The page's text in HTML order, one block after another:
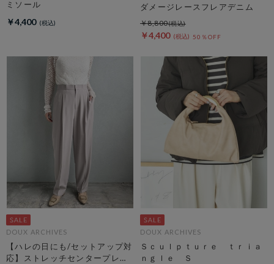
ミソール
￥4,400
ダメージレースフレアデニム
￥4,400 50％OFF
￥8,800
DOUX ARCHIVES
【ハレの日にも/セットアップ対
応】ストレッチセンタープレス
DOUX ARCHIVES
Ｓｃｕｌｐｔｕｒｅ ｔｒｉａ
ｎｇｌｅ Ｓ